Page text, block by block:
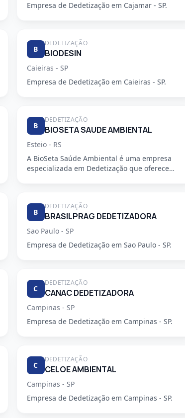
Empresa de Dedetização em Cajamar - SP.
B
DEDETIZAÇÃO
BIODESIN
Caieiras - SP
Empresa de Dedetização em Caieiras - SP.
B
DEDETIZAÇÃO
BIOSETA SAUDE AMBIENTAL
Esteio - RS
A BioSeta Saúde Ambiental é uma empresa
especializada em Dedetização que oferece
B
DEDETIZAÇÃO
BRASILPRAG DEDETIZADORA
Sao Paulo - SP
Empresa de Dedetização em Sao Paulo - SP.
C
DEDETIZAÇÃO
CANAC DEDETIZADORA
Campinas - SP
Empresa de Dedetização em Campinas - SP.
C
DEDETIZAÇÃO
CELOE AMBIENTAL
Campinas - SP
Empresa de Dedetização em Campinas - SP.